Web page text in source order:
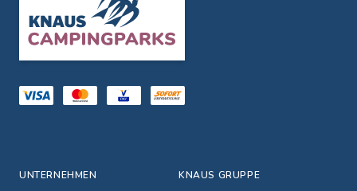
UNTERNEHMEN KNAUS GRUPPE